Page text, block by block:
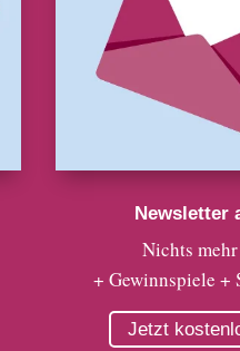
Newsletter
Nichts
+ Gewinnspiele +
Jetzt